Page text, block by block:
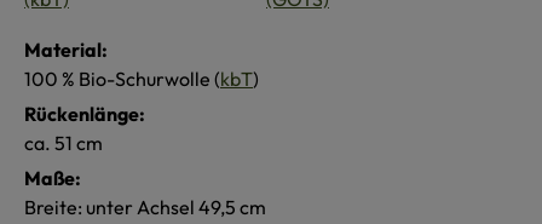
Material:
100 % Bio-Schurwolle (kbT)
Rückenlänge:
ca. 51 cm
Maße:
Breite: unter Achsel 49,5 cm